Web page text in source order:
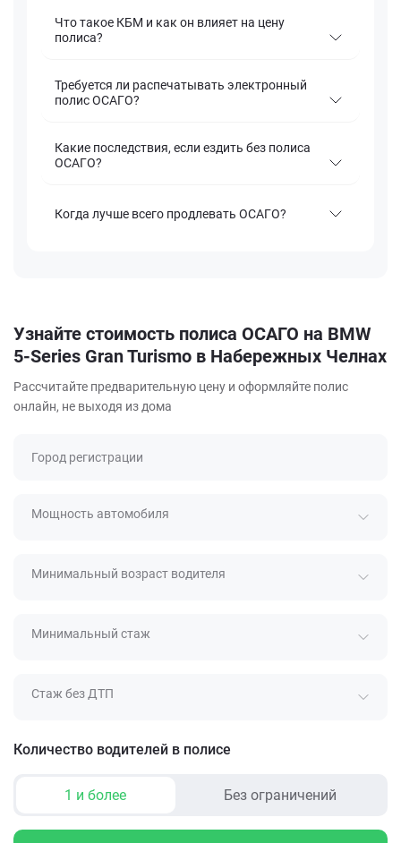
Что такое КБМ и как он влияет на цену
полиса?
Требуется ли распечатывать электронный
полис ОСАГО?
Какие последствия, если ездить без полиса
ОСАГО?
Когда лучше всего продлевать ОСАГО?
Узнайте стоимость полиса ОСАГО на BMW
5-Series Gran Turismo в Набережных Челнах
Рассчитайте предварительную цену и оформляйте полис
онлайн, не выходя из дома
Город регистрации
Мощность автомобиля
Минимальный возраст водителя
Минимальный стаж
Стаж без ДТП
Количество водителей в полисе
1 и более Без ограничений